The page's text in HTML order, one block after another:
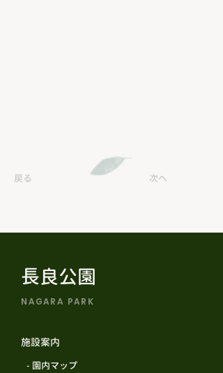
戻る 次へ
長良公園
NAGARA PARK
施設案内
​ - 園内マップ